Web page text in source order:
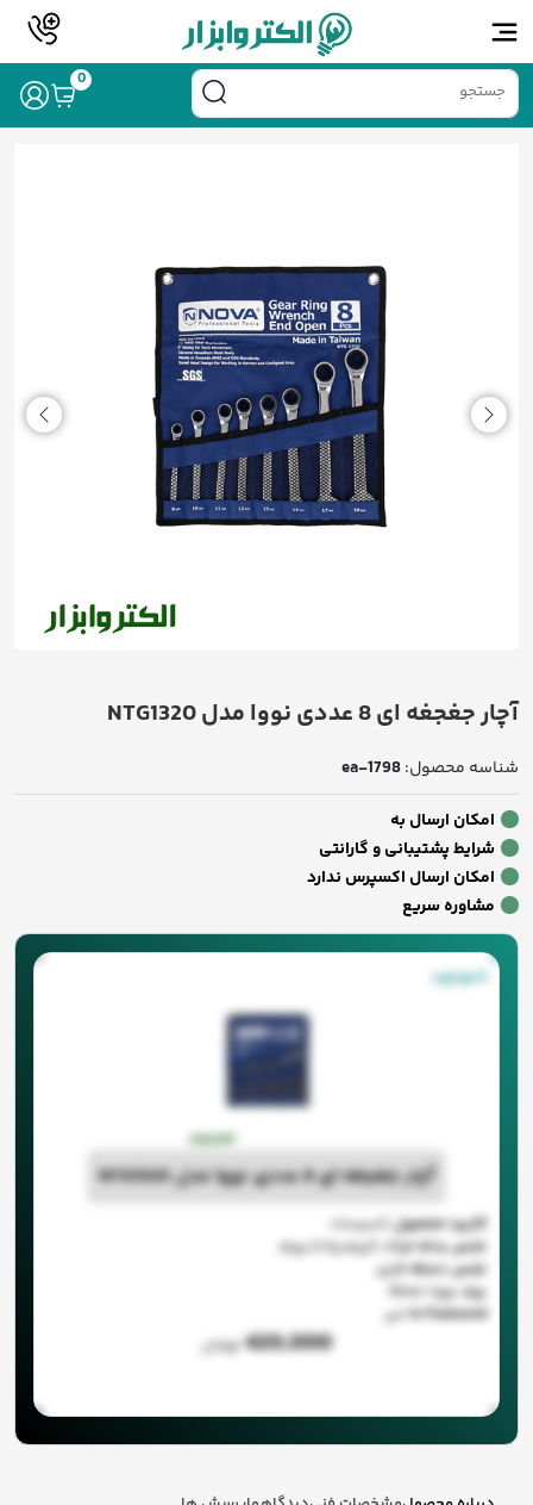
0
خانه/برند
آچار جغجغه ای 8 عددی نووا مدل NTG1320
شناسه محصول:ea-1798
امکان ارسال به
شرایط پشتیبانی و گارانتی
امکان ارسال اکسپرس ندارد
مشاوره سریع
ناموجود
آچار جغجغه ای 8 عددی نووا مدل NTG1320
کاربرد محصولتاسیسات
جنس بدنهفولاد کروم وانادیوم
جنس دستهفلزی
برند نووا ا Nova
Is Featuredخیر
420,000 تومان